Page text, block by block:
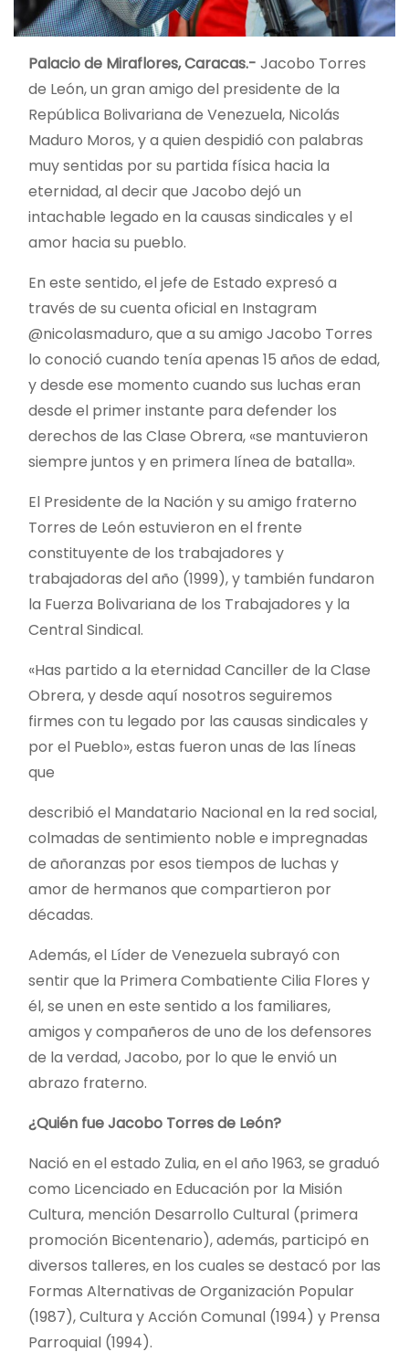
Palacio de Miraflores, Caracas.- Jacobo Torres
de León, un gran amigo del presidente de la
República Bolivariana de Venezuela, Nicolás
Maduro Moros, y a quien despidió con palabras
muy sentidas por su partida física hacia la
eternidad, al decir que Jacobo dejó un
intachable legado en la causas sindicales y el
amor hacia su pueblo.
En este sentido, el jefe de Estado expresó a
través de su cuenta oficial en Instagram
@nicolasmaduro, que a su amigo Jacobo Torres
lo conoció cuando tenía apenas 15 años de edad,
y desde ese momento cuando sus luchas eran
desde el primer instante para defender los
derechos de las Clase Obrera, «se mantuvieron
siempre juntos y en primera línea de batalla».
El Presidente de la Nación y su amigo fraterno
Torres de León estuvieron en el frente
constituyente de los trabajadores y
trabajadoras del año (1999), y también fundaron
la Fuerza Bolivariana de los Trabajadores y la
Central Sindical.
«Has partido a la eternidad Canciller de la Clase
Obrera, y desde aquí nosotros seguiremos
firmes con tu legado por las causas sindicales y
por el Pueblo», estas fueron unas de las líneas
que
describió el Mandatario Nacional en la red social,
colmadas de sentimiento noble e impregnadas
de añoranzas por esos tiempos de luchas y
amor de hermanos que compartieron por
décadas.
Además, el Líder de Venezuela subrayó con
sentir que la Primera Combatiente Cilia Flores y
él, se unen en este sentido a los familiares,
amigos y compañeros de uno de los defensores
de la verdad, Jacobo, por lo que le envió un
abrazo fraterno.
¿Quién fue Jacobo Torres de León?
Nació en el estado Zulia, en el año 1963, se graduó
como Licenciado en Educación por la Misión
Cultura, mención Desarrollo Cultural (primera
promoción Bicentenario), además, participó en
diversos talleres, en los cuales se destacó por las
Formas Alternativas de Organización Popular
(1987), Cultura y Acción Comunal (1994) y Prensa
Parroquial (1994).